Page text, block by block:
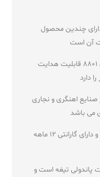
چندین محصول
آن است
اره عمودبر شارژی رونیکس مدل 8801 قابلیت هدایت
دارد
صنایع اهنگری و نجاری
می باشد
این وسیله دارای حفاظ می باشد و دارای گارانتی 12 ماهه
پاندولی تیغه است و